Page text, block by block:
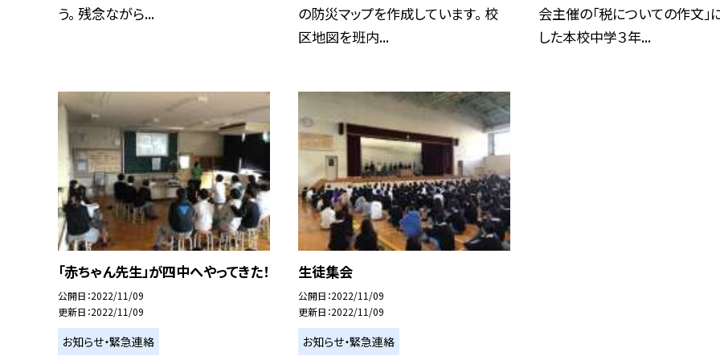
う。 残念ながら...
の防災マップを作成しています。 校
区地図を班内...
会主催の「税についての作文」
した本校中学３年...
「赤ちゃん先生」が四中へやってきた！
公開日 2022/11/09
更新日 2022/11/09
お知らせ・緊急連絡
生徒集会
公開日 2022/11/09
更新日 2022/11/09
お知らせ・緊急連絡